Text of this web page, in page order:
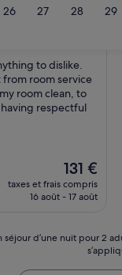
26 27 28 29
to dislike.
room service
room clean, to
respectful
Le
nouveau
prix
131 €
131 €
taxes et frais compris
16 août - 17 août
séjour d’une nuit pour